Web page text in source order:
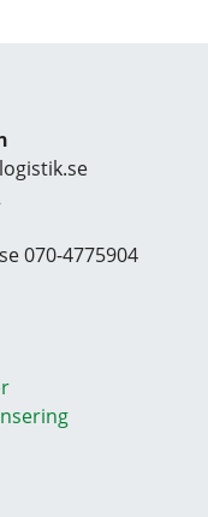
070-4775904